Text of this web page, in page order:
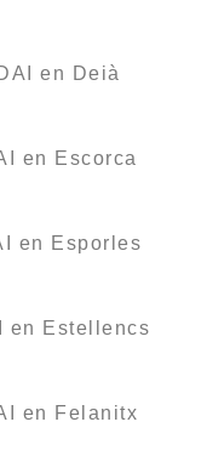
en Deià
en Escorca
en Esporles
en Estellencs
en Felanitx